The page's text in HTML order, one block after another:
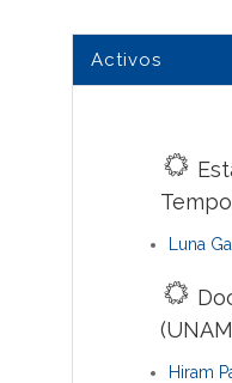
Activos
Luna
Hiram